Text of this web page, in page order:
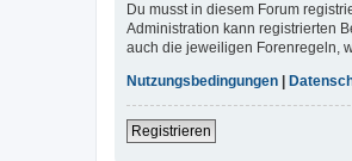
Du musst in diesem Forum
Administration kann registrierten
auch die jeweiligen Forenregeln,
Nutzungsbedingungen
Registrieren